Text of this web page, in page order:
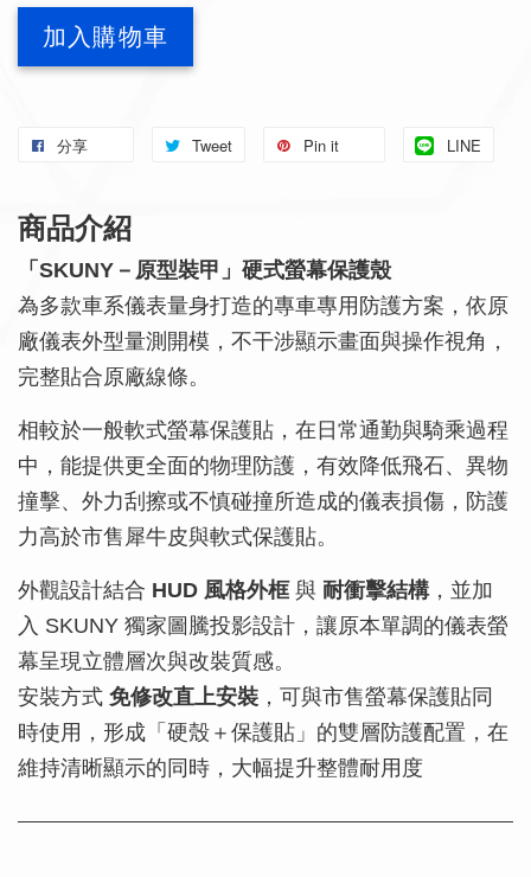
加入購物車
分享 Tweet Pin it LINE
商品介紹
「SKUNY－原型裝甲」硬式螢幕保護殼
為多款車系儀表量身打造的專車專用防護方案，依原
廠儀表外型量測開模，不干涉顯示畫面與操作視角，
完整貼合原廠線條。
相較於一般軟式螢幕保護貼，在日常通勤與騎乘過程
中，能提供更全面的物理防護，有效降低飛石、異物
撞擊、外力刮擦或不慎碰撞所造成的儀表損傷，防護
力高於市售犀牛皮與軟式保護貼。
外觀設計結合 HUD 風格外框與 耐衝擊結構，並加
入 SKUNY 獨家圖騰投影設計，讓原本單調的儀表螢
幕呈現立體層次與改裝質感。
安裝方式 免修改直上安裝 ，可與市售螢幕保護貼同
時使用，形成「硬殼＋保護貼」的雙層防護配置，在
維持清晰顯示的同時，大幅提升整體耐用度